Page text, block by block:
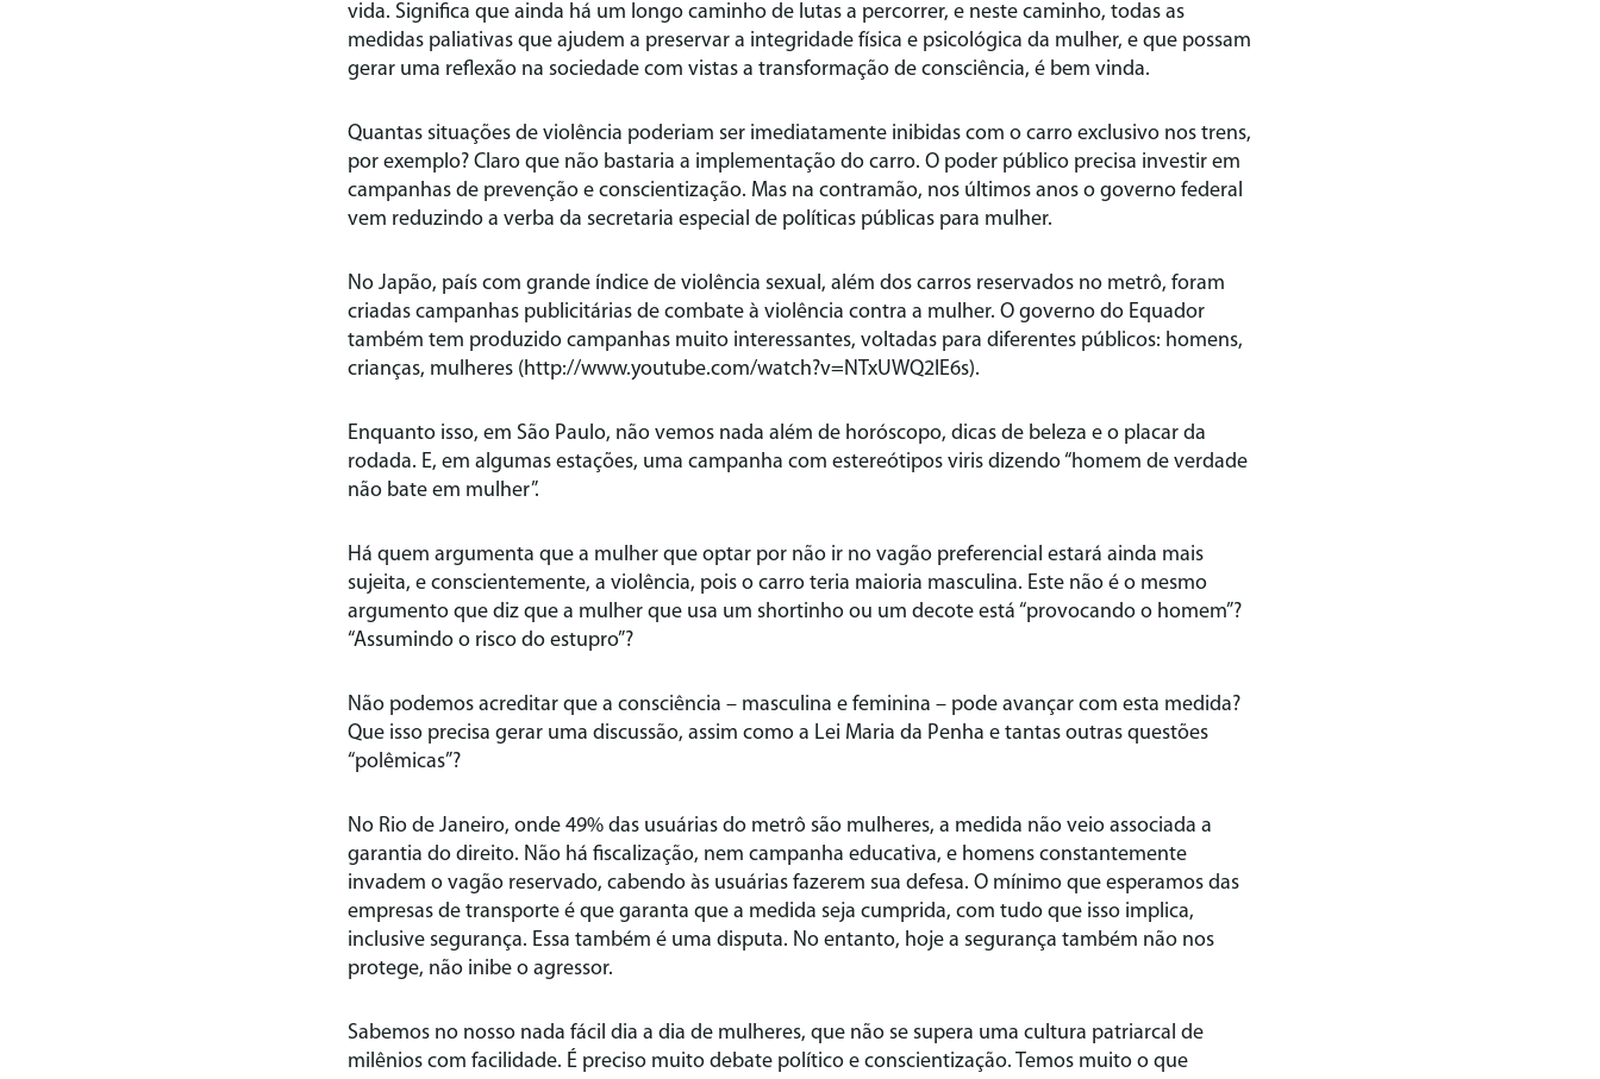
vida. Significa que ainda há um longo caminho de lutas a percorrer, e neste caminho, todas as
medidas paliativas que ajudem a preservar a integridade física e psicológica da mulher, e que possam
gerar uma reflexão na sociedade com vistas a transformação de consciência, é bem vinda.
Quantas situações de violência poderiam ser imediatamente inibidas com o carro exclusivo nos trens,
por exemplo? Claro que não bastaria a implementação do carro. O poder público precisa investir em
campanhas de prevenção e conscientização. Mas na contramão, nos últimos anos o governo federal
vem reduzindo a verba da secretaria especial de políticas públicas para mulher.
No Japão, país com grande índice de violência sexual, além dos carros reservados no metrô, foram
criadas campanhas publicitárias de combate à violência contra a mulher. O governo do Equador
também tem produzido campanhas muito interessantes, voltadas para diferentes públicos: homens,
crianças, mulheres (http://www.youtube.com/watch?v=NTxUWQ2IE6s).
Enquanto isso, em São Paulo, não vemos nada além de horóscopo, dicas de beleza e o placar da
rodada. E, em algumas estações, uma campanha com estereótipos viris dizendo “homem de verdade
não bate em mulher”.
Há quem argumenta que a mulher que optar por não ir no vagão preferencial estará ainda mais
sujeita, e conscientemente, a violência, pois o carro teria maioria masculina. Este não é o mesmo
argumento que diz que a mulher que usa um shortinho ou um decote está “provocando o homem”?
“Assumindo o risco do estupro”?
Não podemos acreditar que a consciência – masculina e feminina – pode avançar com esta medida?
Que isso precisa gerar uma discussão, assim como a Lei Maria da Penha e tantas outras questões
“polêmicas”?
No Rio de Janeiro, onde 49% das usuárias do metrô são mulheres, a medida não veio associada a
garantia do direito. Não há fiscalização, nem campanha educativa, e homens constantemente
invadem o vagão reservado, cabendo às usuárias fazerem sua defesa. O mínimo que esperamos das
empresas de transporte é que garanta que a medida seja cumprida, com tudo que isso implica,
inclusive segurança. Essa também é uma disputa. No entanto, hoje a segurança também não nos
protege, não inibe o agressor.
Sabemos no nosso nada fácil dia a dia de mulheres, que não se supera uma cultura patriarcal de
milênios com facilidade. É preciso muito debate político e conscientização. Temos muito o que